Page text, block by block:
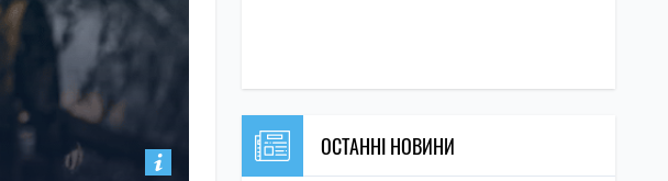
ОСТАННІ НОВИНИ